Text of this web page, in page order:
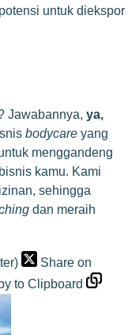
untuk diekspor
Jawabannya, ya,
bodycare yang
menggandeng
kamu. Kami
sehingga
dan meraih
Share on
to Clipboard